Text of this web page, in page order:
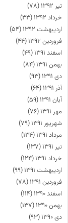
تیر ۱۳۹۲
(۷۸)
خرداد ۱۳۹۲
(۳۳)
اردیبهشت ۱۳۹۲
(۵۴)
فروردین ۱۳۹۲
(۴۴)
اسفند ۱۳۹۱
(۴۹)
بهمن ۱۳۹۱
(۸۴)
دی ۱۳۹۱
(۹۳)
آذر ۱۳۹۱
(۶۴)
آبان ۱۳۹۱
(۵۹)
مهر ۱۳۹۱
(۷۶)
شهریور ۱۳۹۱
(۷۹)
مرداد ۱۳۹۱
(۱۳۴)
تیر ۱۳۹۱
(۱۳۷)
خرداد ۱۳۹۱
(۱۲۴)
اردیبهشت ۱۳۹۱
(۹۹)
فروردین ۱۳۹۱
(۷۸)
اسفند ۱۳۹۰
(۱۱۴)
بهمن ۱۳۹۰
(۱۳۷)
دی ۱۳۹۰
(۹۳)